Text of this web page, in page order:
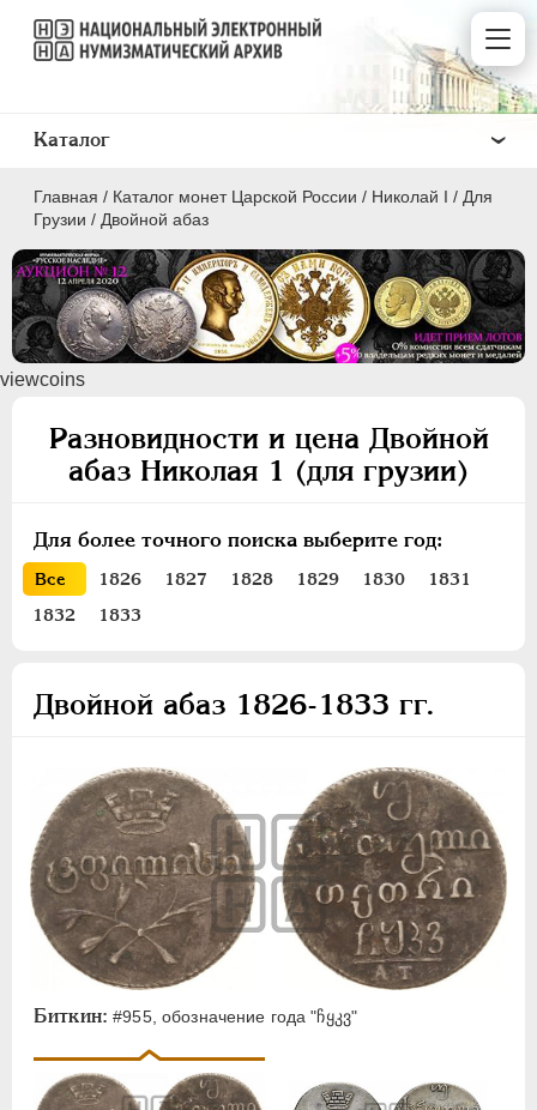
Главная / Каталог монет Царской России / Николай I / Для
Грузии / Двойной абаз
viewcoins
Разновидности и цена Двойной
абаз Николая 1 (для грузии)
Для более точного поиска выберите год:
Все 1826 1827 1828 1829 1830
1831
1832
1833
Двойной абаз 1826-1833 гг.
Биткин: #955, обозначение года "ჩყკვ"
Каталог
ПEТР I 1699 - 1725
ЕКАТЕРИНА I
АННА ИОАННОВНА 1730-1740
ИОАНН АНТОНОВИЧ 1740-1741
ПЕТР III 1762-1762
ЕКАТЕРИНА II
1762-1796
ПАВЕЛ I 1796-1801
Серебро
Медь
Пробные
Памятные и донативные
Для Грузии
Двойной абаз
Абаз
Для Польши